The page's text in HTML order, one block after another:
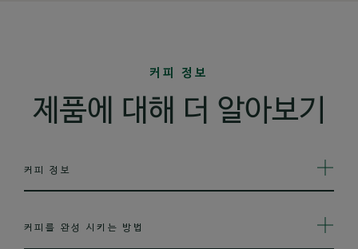
커피 정보
제품에 대해 더 알아보기
커피 정보
커피를 완성 시키는 방법